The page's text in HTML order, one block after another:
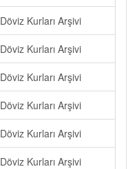
Kurları Arşivi
Kurları Arşivi
Kurları Arşivi
Kurları Arşivi
Kurları Arşivi
Kurları Arşivi